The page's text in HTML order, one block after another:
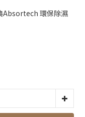
Absortech 環保除濕